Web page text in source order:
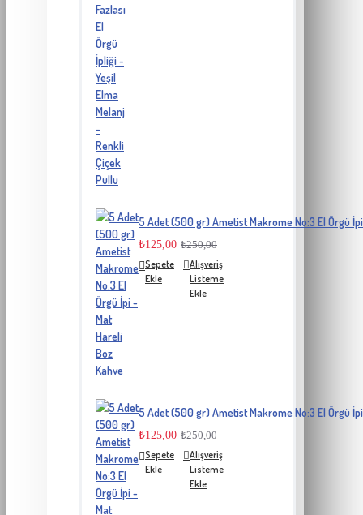
5 Adet (500 gr) Ametist Makrome No:3 El Örgü
₺125,00 ₺250,00
Sepete
Ekle
Alışveriş
Listeme
Ekle
5 Adet (500 gr) Ametist Makrome No:3 El Örgü
₺125,00 ₺250,00
Sepete
Ekle
Alışveriş
Listeme
Ekle